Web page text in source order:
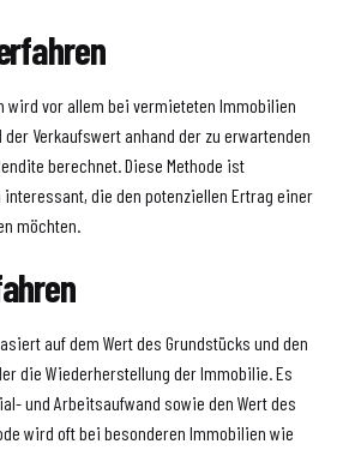
wird vor allem bei vermieteten Immobilien
Verkaufswert anhand der zu erwartenden
berechnet. Diese Methode ist
die den potenziellen Ertrag einer
möchten.
auf dem Wert des Grundstücks und den
die Wiederherstellung der Immobilie. Es
und Arbeitsaufwand sowie den Wert des
wird oft bei besonderen Immobilien wie